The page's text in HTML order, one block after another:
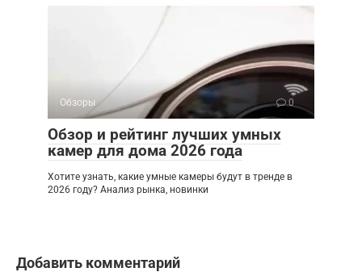
Обзоры 0
Обзор и рейтинг лучших умных
камер для дома 2026 года
Хотите узнать, какие умные камеры будут в тренде в
2026 году? Анализ рынка, новинки
Добавить комментарий